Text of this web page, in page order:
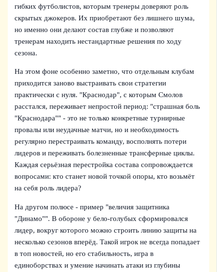
гибких футболистов, которым тренеры доверяют роль
скрытых джокеров. Их приобретают без лишнего шума,
но именно они делают состав глубже и позволяют
тренерам находить нестандартные решения по ходу
сезона.
На этом фоне особенно заметно, что отдельным клубам
приходится заново выстраивать свои стратегии
практически с нуля. "Краснодар", с которым Смолов
расстался, переживает непростой период: "страшная боль
"Краснодара"" - это не только конкретные турнирные
провалы или неудачные матчи, но и необходимость
регулярно перестраивать команду, восполнять потери
лидеров и переживать болезненные трансферные циклы.
Каждая серьёзная перестройка состава сопровождается
вопросами: кто станет новой точкой опоры, кто возьмёт
на себя роль лидера?
На другом полюсе - пример "величия защитника
"Динамо"". В обороне у бело-голубых сформировался
лидер, вокруг которого можно строить линию защиты на
несколько сезонов вперёд. Такой игрок не всегда попадает
в топ новостей, но его стабильность, игра в
единоборствах и умение начинать атаки из глубины